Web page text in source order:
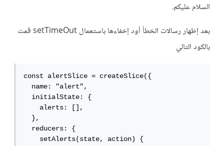
السلام عليكم.
بعد إظهار رسالات الخطأ أود إخفاءها باستعمال setTimeOut قمت
بالكود التالي
const alertSlice = createSlice({
  name: "alert",
  initialState: {
    alerts: [],
  },
  reducers: {
    setAlerts(state, action) {